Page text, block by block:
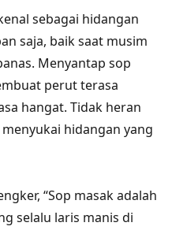
sebagai hidangan
saja, baik saat musim
Menyantap sop
perut terasa
hangat. Tidak heran
hidangan yang
“Sop masak adalah
selalu laris manis di